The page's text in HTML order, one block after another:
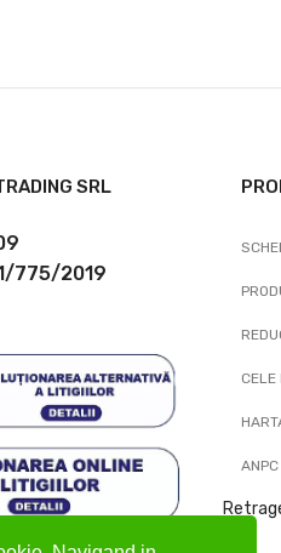
SRL
775/2019
CELE
ANPC